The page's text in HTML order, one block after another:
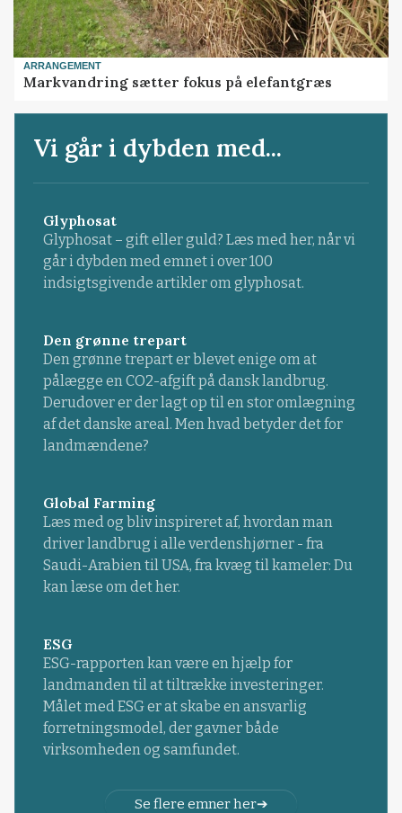
ARRANGEMENT
Markvandring sætter fokus på elefantgræs
Vi går i dybden med...
Glyphosat
Glyphosat – gift eller guld? Læs med her, når vi
går i dybden med emnet i over 100
indsigtsgivende artikler om glyphosat.
Den grønne trepart
Den grønne trepart er blevet enige om at
pålægge en CO2-afgift på dansk landbrug.
Derudover er der lagt op til en stor omlægning
af det danske areal. Men hvad betyder det for
landmændene?
Global Farming
Læs med og bliv inspireret af, hvordan man
driver landbrug i alle verdenshjørner - fra
Saudi-Arabien til USA, fra kvæg til kameler: Du
kan læse om det her.
ESG
ESG-rapporten kan være en hjælp for
landmanden til at tiltrække investeringer.
Målet med ESG er at skabe en ansvarlig
forretningsmodel, der gavner både
virksomheden og samfundet.
Se flere emner her